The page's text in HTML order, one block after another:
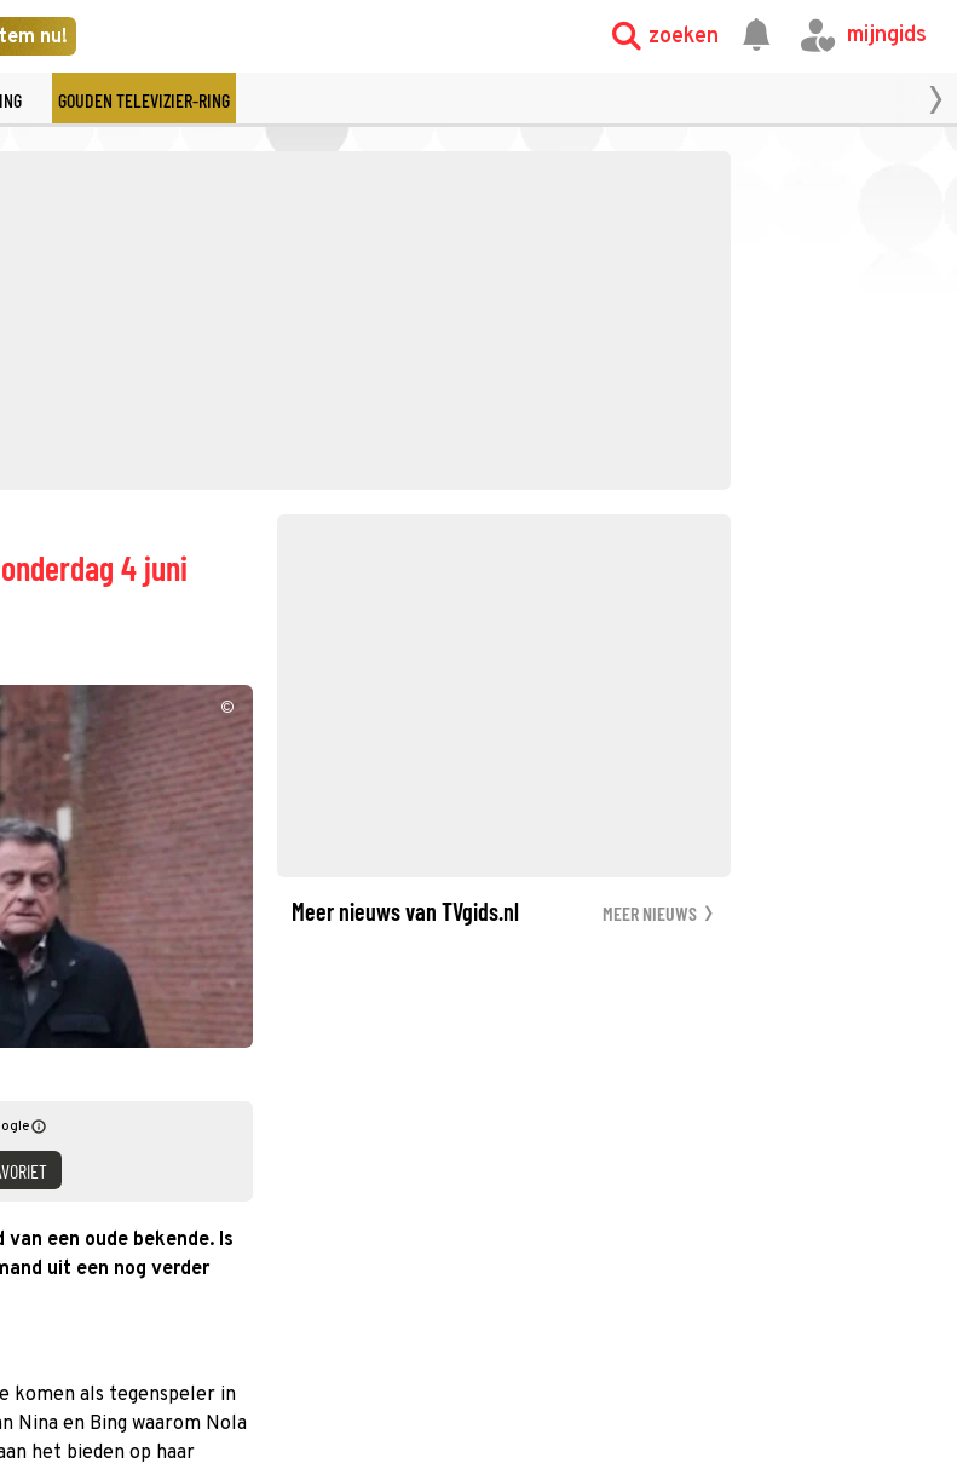
nu! zoeken mijngids
GOUDEN TELEVIZIER-RING
4 juni
©
een oude bekende. Is
uit een nog verder
komen als tegenspeler in
Nina en Bing waarom Nola
het bieden op haar
Meer nieuws van TVgids.nl MEER NIEUWS